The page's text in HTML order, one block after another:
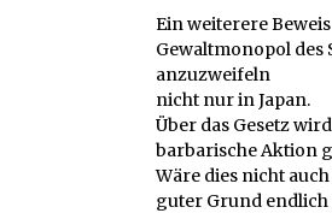
Ein weiterere
Gewaltmonopol des
anzuzweifeln
nicht nur in Japan.
Über das Gesetz
barbarische Aktion
Wäre dies nicht
guter Grund